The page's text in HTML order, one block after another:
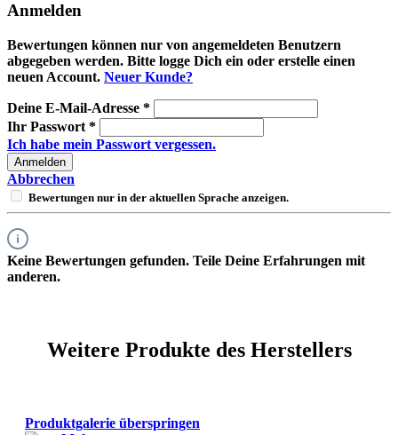
Anmelden
Bewertungen können nur von angemeldeten Benutzern
abgegeben werden. Bitte logge Dich ein oder erstelle einen
neuen Account. Neuer Kunde?
Deine E-Mail-Adresse *
Ihr Passwort *
Ich habe mein Passwort vergessen.
Anmelden
Abbrechen
Bewertungen nur in der aktuellen Sprache anzeigen.
Keine Bewertungen gefunden. Teile Deine Erfahrungen mit
anderen.
Weitere Produkte des Herstellers
Produktgalerie überspringen